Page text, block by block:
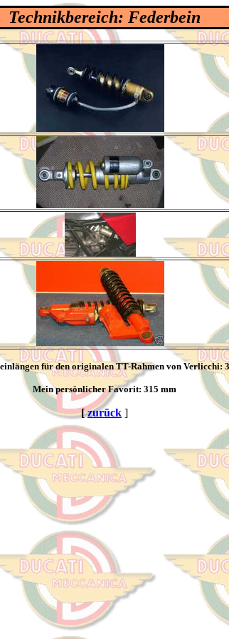
Technikbereich: Federbein
für den originalen TT-Rahmen von Verlicchi:
Mein persönlicher Favorit: 315 mm
[zurück ]